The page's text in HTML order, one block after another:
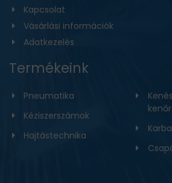
Kapcsolat
Vásárlási információk
Adatkezelés
Termékeink
Pneumatika
Kéziszerszámok
Hajtástechnika